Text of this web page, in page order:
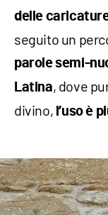
delle
seguito un
parole semi-
Latina, dove
divino, l’uso è